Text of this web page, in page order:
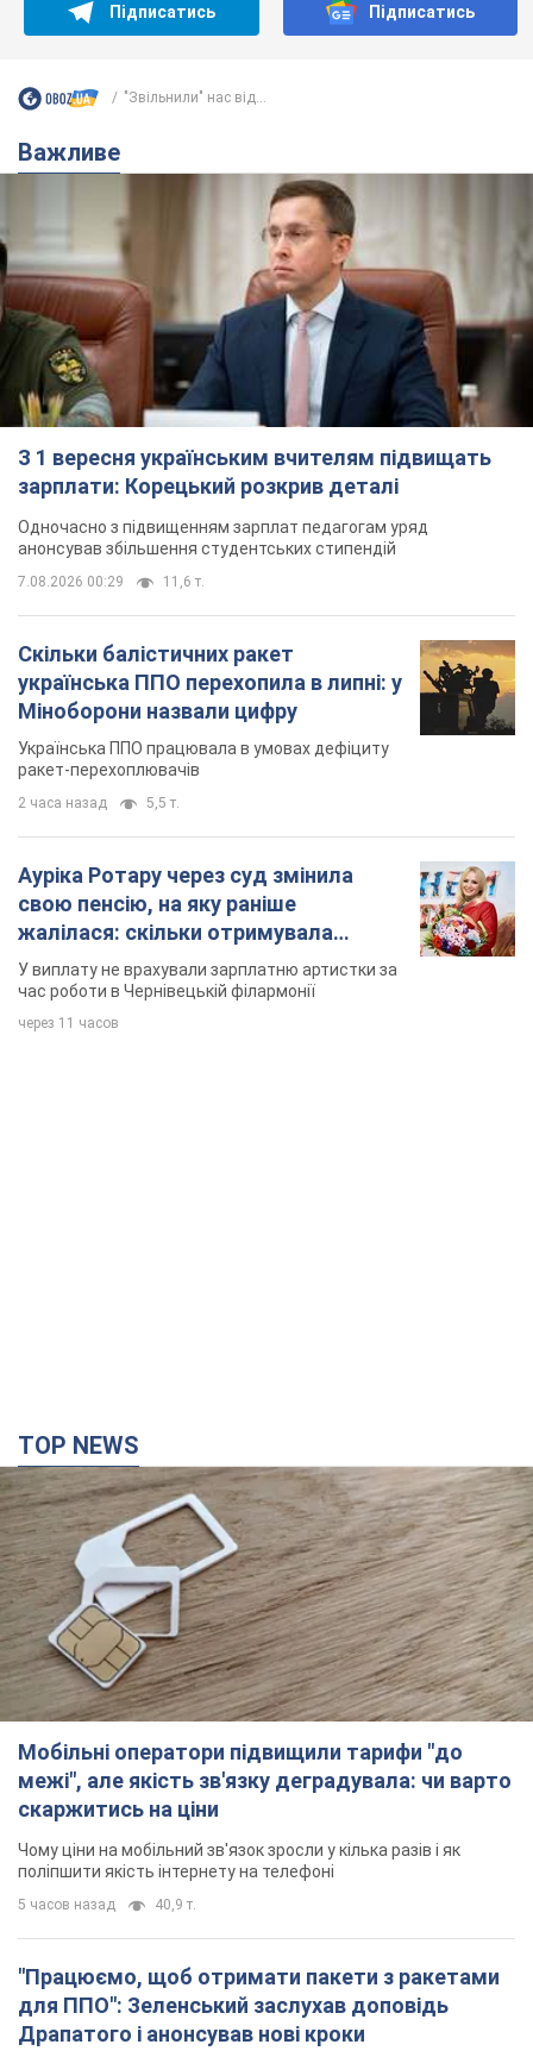
зарплати: Корецький розкрив деталі
Одночасно з підвищенням зарплат педагогам уряд
анонсував збільшення студентських стипендій
7.08.2026 00:29
Скільки балістичних ракет
українська ППО перехопила в липні: у
Міноборони назвали цифру
Українська ППО працювала в умовах дефіциту
2 часа назад 5,5 т.
Ауріка Ротару через суд змінила
свою пенсію, на яку раніше
час роботи в Чернівецькій філармонії
через 11 часов
межі", але якість зв'язку деградувала: чи варто
скаржитись на ціни
Чому ціни на мобільний зв'язок зросли у кілька разів і як
поліпшити якість інтернету на телефоні
5 часов назад 40,9 т.
"Працюємо, щоб отримати пакети з ракетами
для ППО": Зеленський заслухав доповідь
Драпатого і анонсував нові кроки
Зокрема, він обговорив з головкомом кадрові питання в
українській армії
2 часа назад
В окупованій Ялті прогриміли потужні вибухи:
валить чорний дим. Фото і відео
4 часа назад